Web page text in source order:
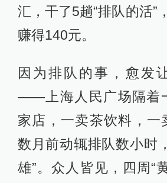
汇，干了5趟“排队的活”
赚得140元。
因为排队的事，愈发
——上海人民广场隔着
家店，一卖茶饮料，一
数月前动辄排队数小时
雄”。众人皆见，四周“